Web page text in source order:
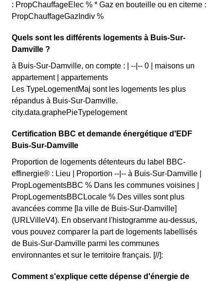
: PropChauffageElec % * Gaz en bouteille ou en citerne :
PropChauffageGazIndiv %
Quels sont les différents logements à Buis-Sur-
Damville ?
à Buis-Sur-Damville, on compte : | --|-- 0 | maisons un
appartement | appartements
Les TypeLogementMaj sont les logements les plus
répandus à Buis-Sur-Damville.
city.data.graphePieTypelogement
Certification BBC et demande énergétique d'EDF
Buis-Sur-Damville
Proportion de logements détenteurs du label BBC-
effinergie® : Lieu | Proportion --|-- à Buis-Sur-Damville |
PropLogementsBBC % Dans les communes voisines |
PropLogementsBBCLocale % Des villes sont plus
avancées comme [la ville de Buis-Sur-Damville]
(URLVilleV4). En observant l'histogramme au-dessus,
vous pouvez comparer la part de logements labellisés
de Buis-Sur-Damville parmi les communes
environnantes et sur le territoire français. [//]:
Comment s'explique cette dépense d'énergie de